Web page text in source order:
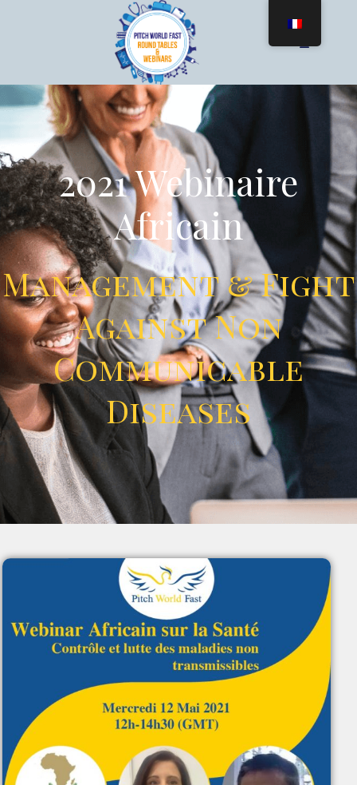
2021 Webinaire
Africain
Management & Fight
Against Non
Communicable
Diseases